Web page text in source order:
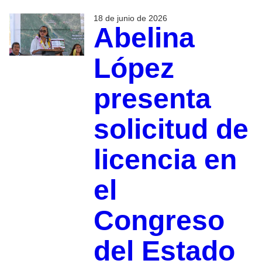
18 de junio de 2026
Abelina
López
presenta
solicitud de
licencia en
el
Congreso
del Estado